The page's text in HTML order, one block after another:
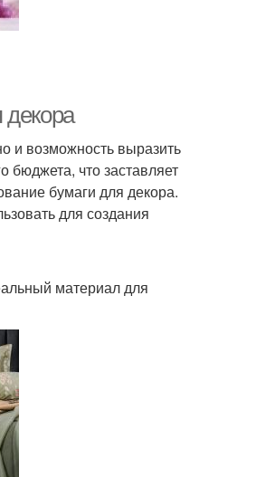
и возможность выразить
бюджета, что заставляет
бумаги для декора.
для создания
материал для